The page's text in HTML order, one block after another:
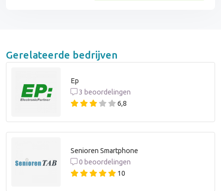
Gerelateerde bedrijven
Ep
3 beoordelingen
6,8
Senioren Smartphone
0 beoordelingen
10